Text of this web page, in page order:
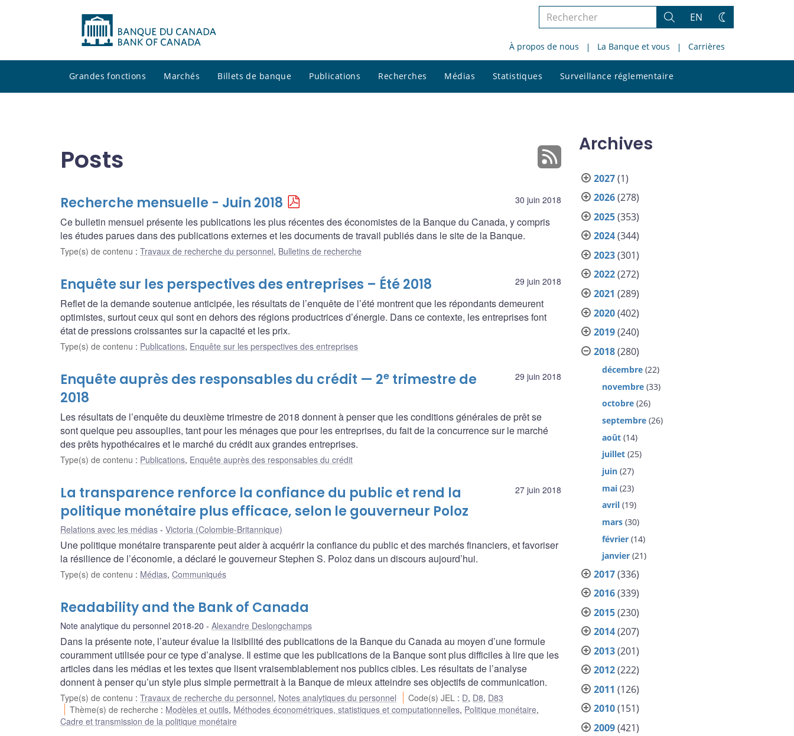
Rechercher
le
site
Rechercher
EN
Changez
thème
À propos de nous La Banque et vous Carrières
Grandes fonctions Marchés Billets de banque Publications Recherches Médias Statistiques Surveillance réglementaire
le
Posts
30 juin 2018
Recherche mensuelle - Juin 2018
Ce bulletin mensuel présente les publications les plus récentes des économistes de la Banque du Canada, y compris
les études parues dans des publications externes et les documents de travail publiés dans le site de la Banque.
Type(s) de contenu : Travaux de recherche du personnel, Bulletins de recherche
29 juin 2018
Enquête sur les perspectives des entreprises – Été 2018
Reflet de la demande soutenue anticipée, les résultats de l’enquête de l’été montrent que les répondants demeurent
optimistes, surtout ceux qui sont en dehors des régions productrices d’énergie. Dans ce contexte, les entreprises font
état de pressions croissantes sur la capacité et les prix.
Type(s) de contenu : Publications, Enquête sur les perspectives des entreprises
29 juin 2018
Enquête auprès des responsables du crédit — 2e trimestre de
2018
Les résultats de l’enquête du deuxième trimestre de 2018 donnent à penser que les conditions générales de prêt se
sont quelque peu assouplies, tant pour les ménages que pour les entreprises, du fait de la concurrence sur le marché
des prêts hypothécaires et le marché du crédit aux grandes entreprises.
Type(s) de contenu : Publications, Enquête auprès des responsables du crédit
27 juin 2018
La transparence renforce la confiance du public et rend la
politique monétaire plus efficace, selon le gouverneur Poloz
Relations avec les médias Victoria (Colombie-Britannique)
Une politique monétaire transparente peut aider à acquérir la confiance du public et des marchés financiers, et favoriser
la résilience de l’économie, a déclaré le gouverneur Stephen S. Poloz dans un discours aujourd’hui.
Type(s) de contenu : Médias, Communiqués
Readability and the Bank of Canada
Note analytique du personnel 2018-20 Alexandre Deslongchamps
Dans la présente note, l’auteur évalue la lisibilité des publications de la Banque du Canada au moyen d’une formule
couramment utilisée pour ce type d’analyse. Il estime que les publications de la Banque sont plus difficiles à lire que les
articles dans les médias et les textes que lisent vraisemblablement nos publics cibles. Les résultats de l’analyse
donnent à penser qu’un style plus simple permettrait à la Banque de mieux atteindre ses objectifs de communication.
Type(s) de contenu : Travaux de recherche du personnel, Notes analytiques du personnel Code(s) JEL : D, D8, D83
Thème(s) de recherche : Modèles et outils, Méthodes économétriques, statistiques et computationnelles, Politique monétaire,
Cadre et transmission de la politique monétaire
Archives
2027(1)
2026(278)
2025(353)
2024(344)
2023(301)
2022(272)
2021 (289)
2020(402)
2019(240)
2018(280)
décembre (22)
novembre (33)
octobre (26)
septembre (26)
août (14)
juillet (25)
juin (27)
mai (23)
avril (19)
mars (30)
février (14)
janvier (21)
2017(336)
2016(339)
2015(230)
2014(207)
2013(201)
2012(222)
2011 (126)
2010(151)
2009(421)